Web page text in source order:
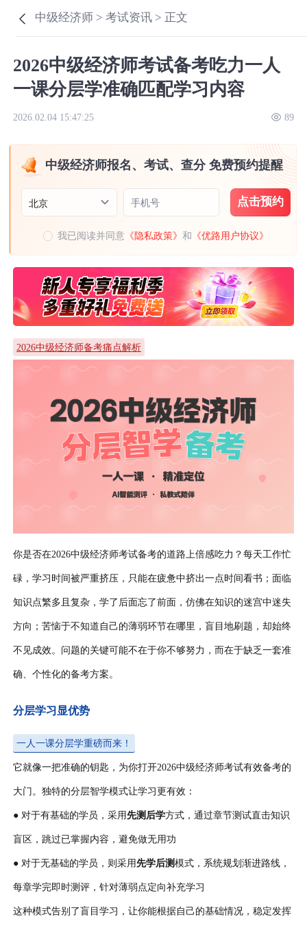
中级经济师 >考试资讯 > 正文
2026中级经济师考试备考吃力一人
一课分层学准确匹配学习内容
2026.02.04 15:47:25 89
中级经济师报名、考试、查分 免费预约提醒
北京 手机号 点击预约
我已阅读并同意 《隐私政策》和 《优路用户协议》
2026中级经济师备考痛点解析
你是否在2026中级经济师考试备考的道路上倍感吃力？每天工作忙
碌，学习时间被严重挤压，只能在疲惫中挤出一点时间看书；面临
知识点繁多且复杂，学了后面忘了前面，仿佛在知识的迷宫中迷失
方向；苦恼于不知道自己的薄弱环节在哪里，盲目地刷题，却始终
不见成效。问题的关键可能不在于你不够努力，而在于缺乏一套准
确、个性化的备考方案。
分层学习显优势
一人一课分层学重磅而来！
它就像一把准确的钥匙，为你打开2026中级经济师考试有效备考的
大门。独特的分层智学模式让学习更有效：
● 对于有基础的学员，采用先测后学方式，通过章节测试直击知识
盲区，跳过已掌握内容，避免做无用功
● 对于无基础的学员，则采用先学后测模式，系统规划渐进路线，
每章学完即时测评，针对薄弱点定向补充学习
这种模式告别了盲目学习，让你能根据自己的基础情况，稳定发挥